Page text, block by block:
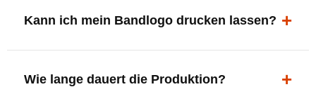
ergonomisch, sicher und gut sichtbar.
Kann ich mein Bandlogo drucken lassen?
deine Bühne, deine Marke.
Wie lange dauert die Produktion?